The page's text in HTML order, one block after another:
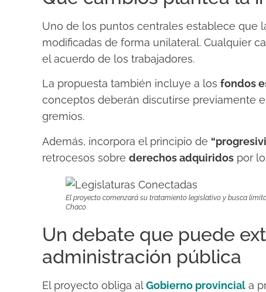
Uno de los puntos centrales establece que
modificadas de forma unilateral. Cualquier
el acuerdo de los trabajadores.
La propuesta también incluye a los fondos
conceptos deberán discutirse previamente
gremios.
Además, incorpora el principio de
retrocesos sobre derechos adquiridos por
El proyecto comenzará su tratamiento legislativo y busca
Chaco
Un debate que puede
administración pública
El proyecto obliga alGobierno provincial a